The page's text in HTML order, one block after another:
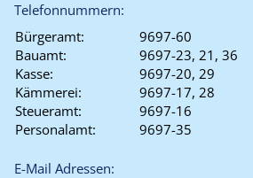
Telefonnummern:
Bürgeramt:
9697-60
Bauamt:
9697-23, 21, 36
Kasse:
9697-20, 29
Kämmerei:
9697-17, 28
Steueramt:
9697-16
Personalamt:
9697-35
E-Mail Adressen: